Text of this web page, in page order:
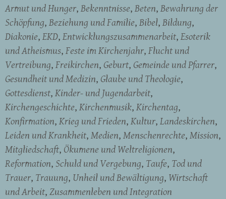
Armut und Hunger Bekenntnisse Beten Bewahrung der
Schöpfung Beziehung und Familie Bibel Bildung
Diakonie EKD Entwicklungszusammenarbeit Esoterik
und Atheismus Feste im Kirchenjahr Flucht und
Vertreibung Freikirchen Geburt Gemeinde und Pfarrer
Gesundheit und Medizin Glaube und Theologie
Gottesdienst Kinder- und Jugendarbeit
Kirchengeschichte Kirchenmusik Kirchentag
Konfirmation Krieg und Frieden Kultur Landeskirchen
Leiden und Krankheit Medien Menschenrechte Mission
Mitgliedschaft Ökumene und Weltreligionen
Reformation Schuld und Vergebung Taufe Tod und
Trauer Trauung Unheil und Bewältigung Wirtschaft
und Arbeit Zusammenleben und Integration